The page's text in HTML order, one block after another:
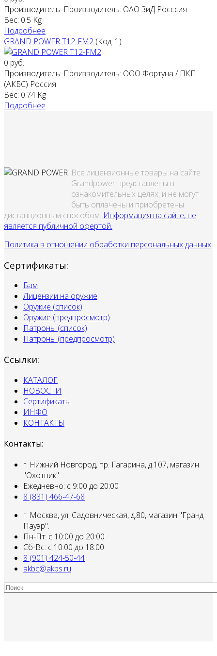
Производитель: Производитель: ОАО ЗиД Росссия
Вес: 0.5 Kg
Подробнее
GRAND POWER T12-FM2 (Код: 1 )
0 руб.
Производитель: Производитель: ООО Фортуна / ПКП
(АКБС) Россия
Вес: 0.74 Kg
Подробнее
Все лицензионные товары на сайте
Grandpower представлены в
ознакомительных целях, и не могут
быть оплачены и приобретены
дистанционным способом. Информация на сайте, не
является публичной офертой.
Политика в отношении обработки персональных данных
Сертификаты:
Бам
Лицензии на оружие
Оружие (список)
Оружие (предпросмотр)
Патроны (список)
Патроны (предпросмотр)
Ссылки:
КАТАЛОГ
НОВОСТИ
Сертификаты
ИНФО
КОНТАКТЫ
Контакты:
г. Нижний Новгород, пр. Гагарина, д.107, магазин
"Охотник".
Ежедневно: с 9:00 до 20:00
8 (831) 466-47-68
г. Москва, ул. Садовническая, д.80, магазин "Гранд
Пауэр".
Пн-Пт: с 10:00 до 20:00
Сб-Вс: с 10:00 до 18:00
8 (901) 424-50-44
akbc@akbs.ru